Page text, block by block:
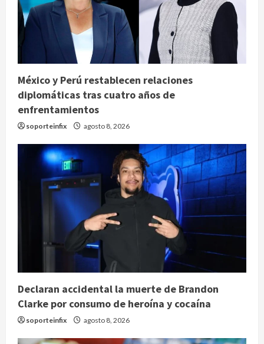
México y Perú restablecen relaciones
diplomáticas tras cuatro años de
enfrentamientos
soporteinfix agosto 8, 2026
Declaran accidental la muerte de Brandon
Clarke por consumo de heroína y cocaína
soporteinfix agosto 8, 2026